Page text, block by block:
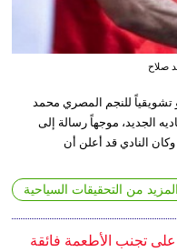
صلاح
للنجم المصري محمد
الجديد، موجهاً رسالة إلى
وكان النادي قد أعلن أن
المزيد من التحقيقات السياحية
تجنب الأطعمة فائقة